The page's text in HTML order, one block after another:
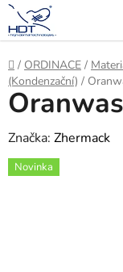
Přejít
na
obsah
Domů
/ ORDINACE /
(Kondenzační) /
Značka: Zhermack
Novinka